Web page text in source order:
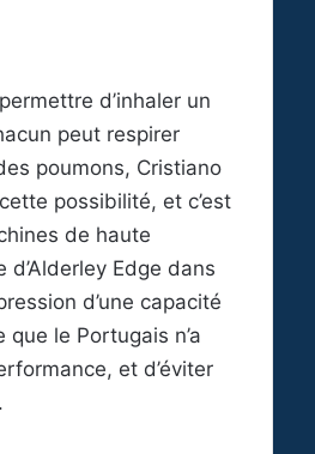
d’inhaler un
peut respirer
poumons, Cristiano
possibilité, et c’est
de haute
Edge dans
d’une capacité
le Portugais n’a
et d’éviter